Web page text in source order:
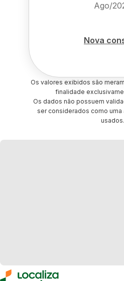
Ago/
Nova
Os valores exibidos são
finalidade
Os dados não possuem
ser considerados como
usados.